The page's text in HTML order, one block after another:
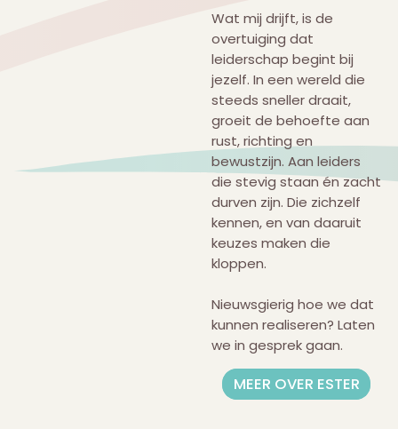
Wat mij drijft, is de
overtuiging dat
leiderschap begint bij
jezelf. In een wereld die
steeds sneller draait,
groeit de behoefte aan
rust, richting en
bewustzijn. Aan leiders
die stevig staan én zacht
durven zijn. Die zichzelf
kennen, en van daaruit
keuzes maken die
kloppen.
Nieuwsgierig hoe we dat
kunnen realiseren? Laten
we in gesprek gaan.
MEER OVER ESTER